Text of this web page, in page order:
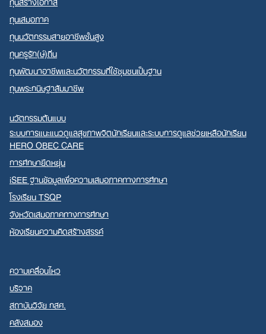
ทุนเสมอภาค
ทุนนวัตกรรมสายอาชีพชั้นสูง
ทุนครูรัก(ษ์)ถิ่น
ทุนพัฒนาอาชีพและนวัตกรรมที่ใช้ชุมชนเป็นฐาน
ทุนพระกนิษฐาสัมมาชีพ
นวัตกรรมต้นแบบ
ระบบการแนะแนวดูแลสุขภาพจิตนักเรียนและระบบการดูแลช่วยเหลือนักเรียน
HERO OBEC CARE
การศึกษายืดหยุ่น
iSEE ฐานข้อมูลเพื่อความเสมอภาคทางการศึกษา
โรงเรียน TSQP
จังหวัดเสมอภาคทางการศึกษา
ห้องเรียนความคิดสร้างสรรค์
ความเคลื่อนไหว
บริจาค
สถาบันวิจัย กสศ.
คลังสมอง